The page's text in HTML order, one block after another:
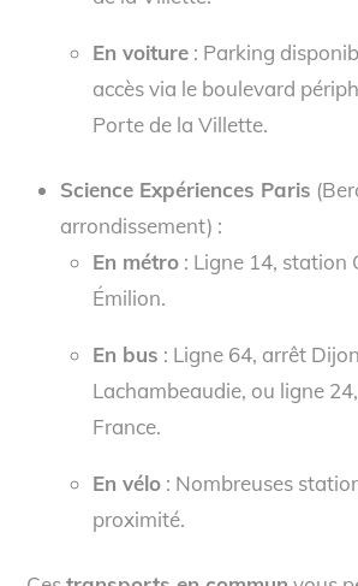
En voiture: Parking
accès via le boulevard
Porte de la Villette.
Science Expériences Paris
arrondissement) :
En métro: Ligne 14, station
Émilion.
En bus : Ligne 64, arrêt
Lachambeaudie, ou ligne
France.
En vélo: Nombreuses
proximité.